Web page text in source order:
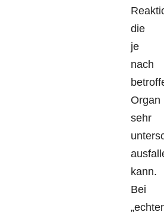
die
je
nach
Organ
sehr
kann.
Bei